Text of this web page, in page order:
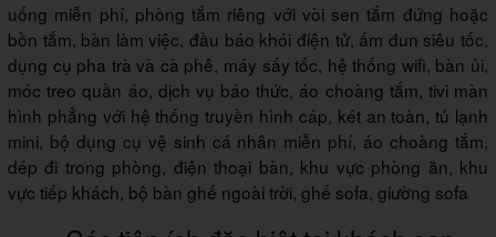
uống miễn phí, phòng tắm riêng với vòi sen tắm đứng hoặc
bồn tắm, bàn làm việc, đầu báo khói điện tử, ấm đun siêu tốc,
dụng cụ pha trà và cà phê, máy sấy tốc, hệ thống wifi, bàn ủi,
móc treo quần áo, dịch vụ báo thức, áo choàng tắm, tivi màn
hình phẳng với hệ thống truyền hình cáp, két an toàn, tủ lạnh
mini, bộ dụng cụ vệ sinh cá nhân miễn phí, áo choàng tắm,
dép đi trong phòng, điện thoại bàn, khu vực phòng ăn, khu
vực tiếp khách, bộ bàn ghế ngoài trời, ghế sofa, giường sofa